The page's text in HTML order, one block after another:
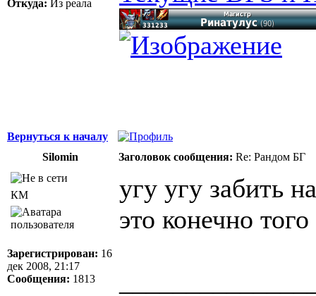
Откуда: Из реала
Вернуться к началу
Silomin
Заголовок сообщения: Re: Рандом БГ
КМ
Зарегистрирован: 16
дек 2008, 21:17
Сообщения: 1813
угу угу забить
это конечно того